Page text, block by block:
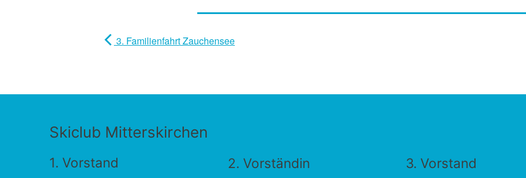
3. Familienfahrt Zauchensee
Skiclub Mitterskirchen
1. Vorstand 2. Vorständin 3. Vorstand